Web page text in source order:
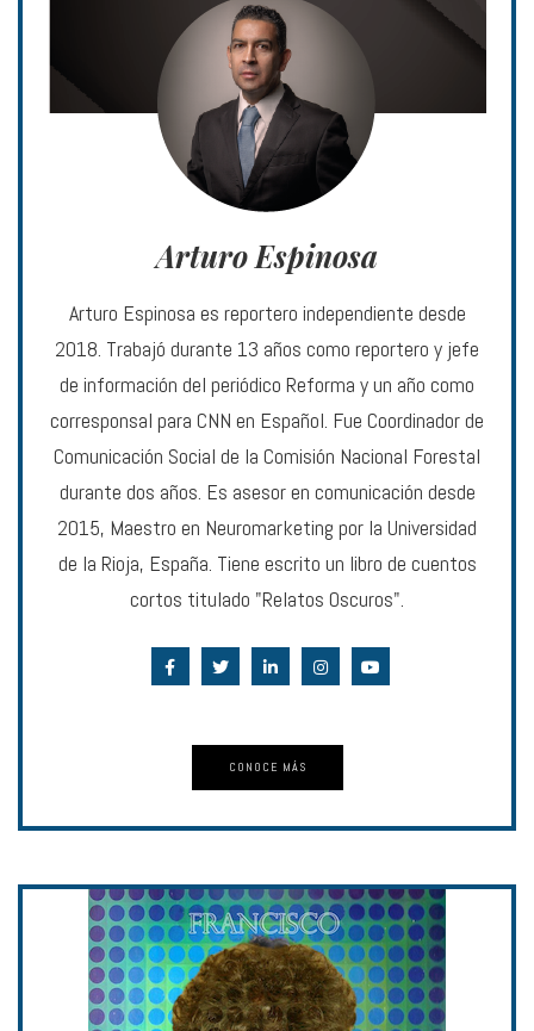
Arturo Espinosa
Arturo Espinosa es reportero independiente desde
2018. Trabajó durante 13 años como reportero y jefe
de información del periódico Reforma y un año como
corresponsal para CNN en Español. Fue Coordinador de
Comunicación Social de la Comisión Nacional Forestal
durante dos años. Es asesor en comunicación desde
2015, Maestro en Neuromarketing por la Universidad
de la Rioja, España. Tiene escrito un libro de cuentos
cortos titulado "Relatos Oscuros".
CONOCE MÁS